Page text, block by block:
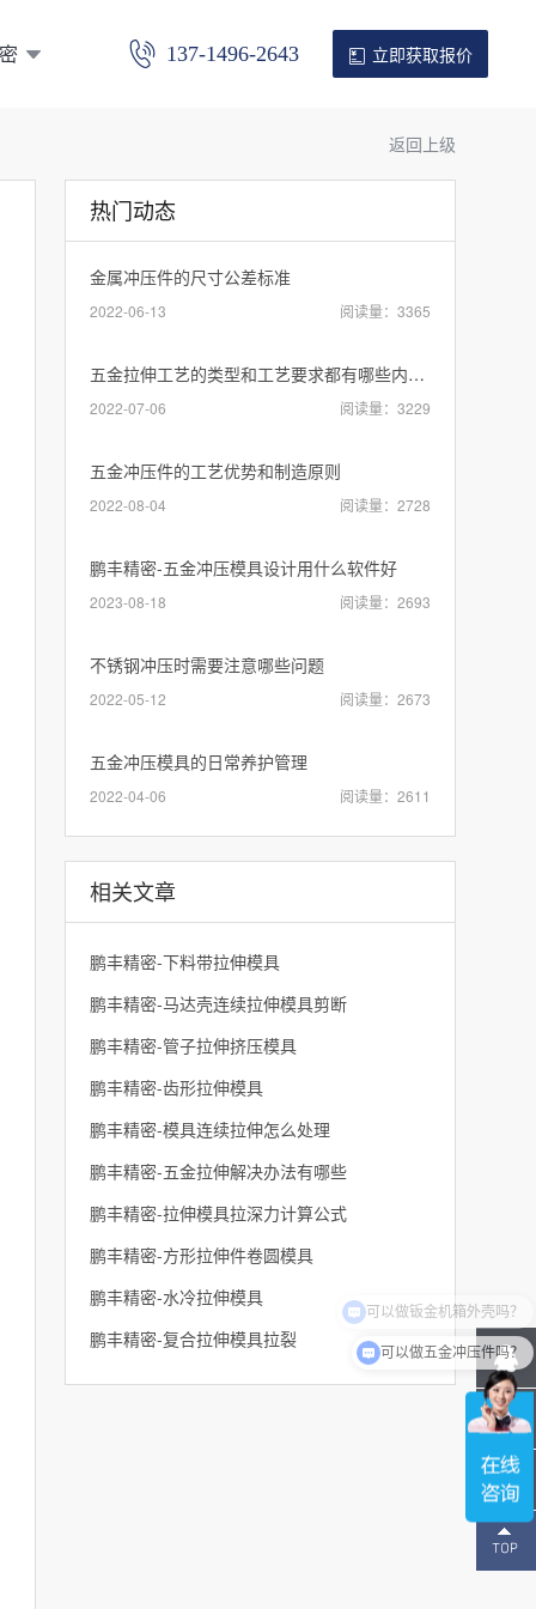
137-1496-2643 立即获取报价
返回上级
热门动态
金属冲压件的尺寸公差标准
2022-06-13 阅读量：3365
五金拉伸工艺的类型和工艺要求都有哪些内容？
2022-07-06 阅读量：3229
五金冲压件的工艺优势和制造原则
2022-08-04 阅读量：2728
鹏丰精密-五金冲压模具设计用什么软件好
2023-08-18 阅读量：2693
不锈钢冲压时需要注意哪些问题
2022-05-12 阅读量：2673
五金冲压模具的日常养护管理
2022-04-06 阅读量：2611
相关文章
鹏丰精密-下料带拉伸模具
鹏丰精密-马达壳连续拉伸模具剪断
鹏丰精密-管子拉伸挤压模具
鹏丰精密-齿形拉伸模具
鹏丰精密-模具连续拉伸怎么处理
鹏丰精密-五金拉伸解决办法有哪些
鹏丰精密-拉伸模具拉深力计算公式
鹏丰精密-方形拉伸件卷圆模具
鹏丰精密-水冷拉伸模具
鹏丰精密-复合拉伸模具拉裂
137-
可以做五金冲压件吗？